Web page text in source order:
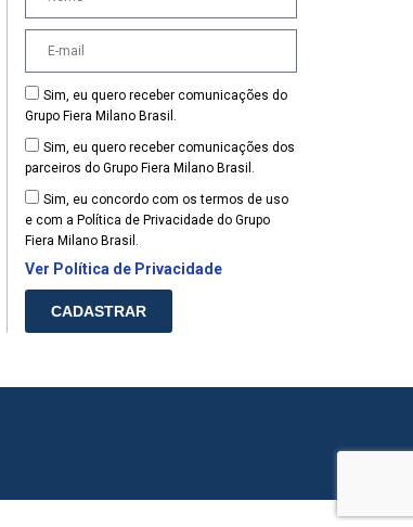
Sim, eu quero receber comunicações do
Grupo Fiera Milano Brasil.
Sim, eu quero receber comunicações dos
parceiros do Grupo Fiera Milano Brasil.
Sim, eu concordo com os termos de uso
e com a Política de Privacidade do Grupo
Fiera Milano Brasil.
Ver Política de Privacidade
CADASTRAR